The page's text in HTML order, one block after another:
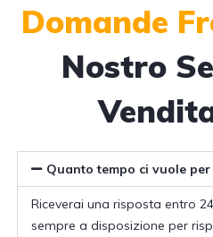
Domande
Nostro
Quanto tempo ci vuole
Riceverai una risposta entro
sempre a disposizione per